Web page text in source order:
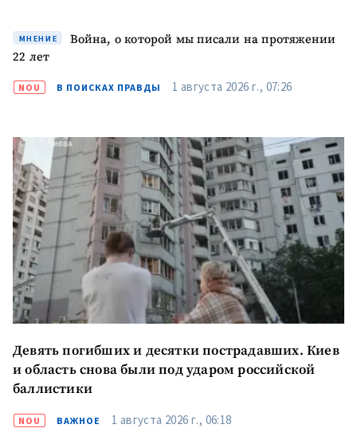
МНЕНИЕ
Война, о которой мы писали на протяжении
22 лет
NOU В ПОИСКАХ ПРАВДЫ 1 августа 2026 г., 07:26
Девять погибших и десятки пострадавших. Киев
и область снова были под ударом российской
баллистики
NOU ВАЖНОЕ 1 августа 2026 г., 06:18